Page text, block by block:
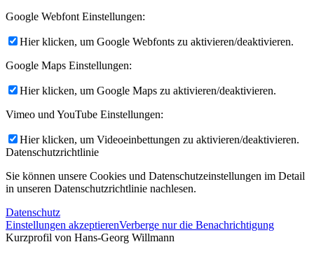
Google Webfont Einstellungen:
Hier klicken, um Google Webfonts zu aktivieren/deaktivieren.
Google Maps Einstellungen:
Hier klicken, um Google Maps zu aktivieren/deaktivieren.
Vimeo und YouTube Einstellungen:
Hier klicken, um Videoeinbettungen zu aktivieren/deaktivieren.
Datenschutzrichtlinie
Sie können unsere Cookies und Datenschutzeinstellungen im Detail
in unseren Datenschutzrichtlinie nachlesen.
Datenschutz
Einstellungen akzeptierenVerberge nur die Benachrichtigung
Kurzprofil von Hans-Georg Willmann